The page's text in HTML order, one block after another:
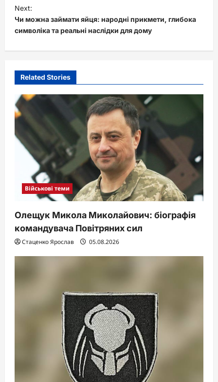
t
n
a
v
g
a
t
o
Next:
Чи можна займати яйця: народні прикмети, глибока
символіка та реальні наслідки для дому
Related Stories
Військові теми
Олещук Микола Миколайович: біографія
командувача Повітряних сил
Стаценко Ярослав 05.08.2026